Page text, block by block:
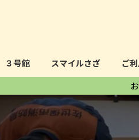
３号館 スマイルさざ ご